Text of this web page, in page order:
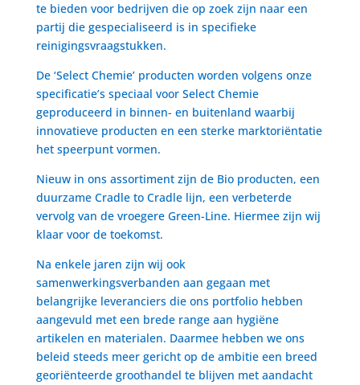
te bieden voor bedrijven die op zoek zijn naar een
partij die gespecialiseerd is in specifieke
reinigingsvraagstukken.
De ‘Select Chemie’ producten worden volgens onze
specificatie’s speciaal voor Select Chemie
geproduceerd in binnen- en buitenland waarbij
innovatieve producten en een sterke marktoriëntatie
het speerpunt vormen.
Nieuw in ons assortiment zijn de Bio producten, een
duurzame Cradle to Cradle lijn, een verbeterde
vervolg van de vroegere Green-Line. Hiermee zijn wij
klaar voor de toekomst.
Na enkele jaren zijn wij ook
samenwerkingsverbanden aan gegaan met
belangrijke leveranciers die ons portfolio hebben
aangevuld met een brede range aan hygiëne
artikelen en materialen. Daarmee hebben we ons
beleid steeds meer gericht op de ambitie een breed
georiënteerde groothandel te blijven met aandacht